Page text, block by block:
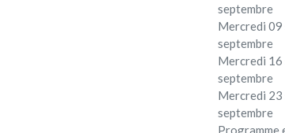
septembre
Mercredi 09
septembre
Mercredi 16
septembre
Mercredi 23
septembre
Programme